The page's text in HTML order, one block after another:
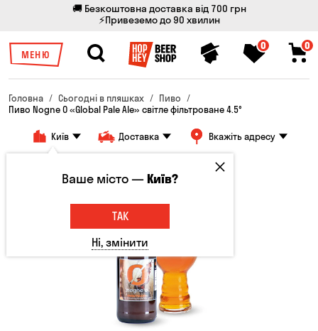
🚚 Безкоштовна доставка від 700 грн
⚡Привеземо до 90 хвилин
МЕНЮ
0 0
Головна Сьогодні в пляшках
Пиво
Пиво Nogne O «Global Pale Ale» світле фільтроване 4.5°
Київ Доставка Вкажіть адресу
Ваше місто —Київ?
ТАК
Ні, змінити